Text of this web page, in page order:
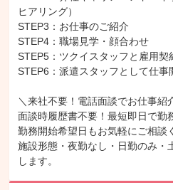
ヒアリング）
STEP3：お仕事のご紹介
STEP4：職場見学・顔合わせ
STEP5：ツクイスタッフと雇用契
STEP6：派遣スタッフとして仕事
＼来社不要！電話面談でお仕事紹
面談時履歴書不要！最短即日で
勤務開始希望日もお気軽にご相談
施設形態・夜勤なし・日勤のみ・
します。